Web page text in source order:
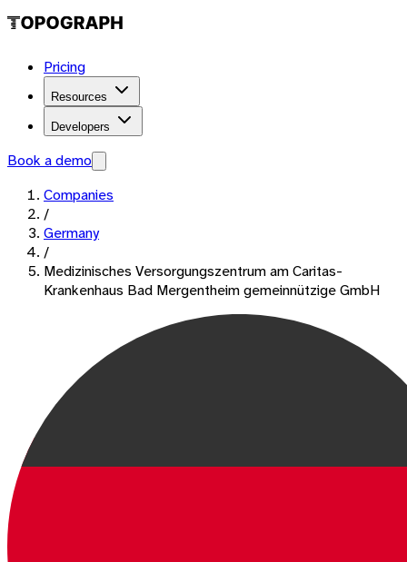
Pricing
Resources
Developers
Book a demo
Companies
/
Germany
/
Medizinisches Versorgungszentrum am Caritas-
Krankenhaus Bad Mergentheim gemeinnützige GmbH